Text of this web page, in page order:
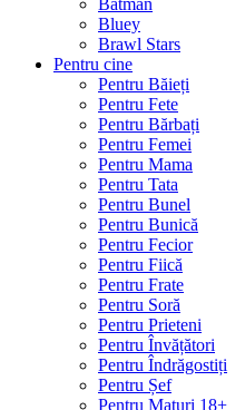
Batman
Bluey
Brawl Stars
Pentru cine
Pentru Băieți
Pentru Fete
Pentru Bărbați
Pentru Femei
Pentru Mama
Pentru Tata
Pentru Bunel
Pentru Bunică
Pentru Fecior
Pentru Fiică
Pentru Frate
Pentru Soră
Pentru Prieteni
Pentru Învățători
Pentru Îndrăgostiți
Pentru Șef
Pentru Maturi 18+